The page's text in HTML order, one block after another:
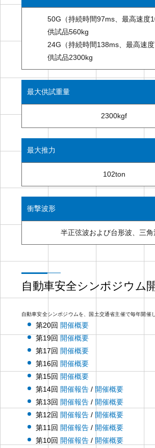
50G（持続時間97ms、最高速度
供試品560kg
24G（持続時間138ms、最高速
供試品2300kg
最大供試重量
2300kgf
最大推力
102ton
衝撃波形
半正弦波および台形波、三角
自動車安全シンポジウム
自動車安全シンポジウムを、国土交通省主催で毎年開催
第20回 開催概要
第19回開催概要
第17回 開催概要
第16回 開催概要
第15回 開催概要
第14回 開催報告/ 開催概要
第13回 開催報告/ 開催概要
第12回 開催報告/ 開催概要
第11回 開催報告/ 開催概要
第10回 開催報告/ 開催概要